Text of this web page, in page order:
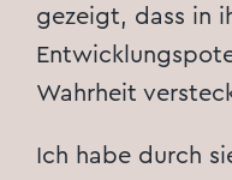
gezeigt, dass in
Wahrheit
Ich habe durch